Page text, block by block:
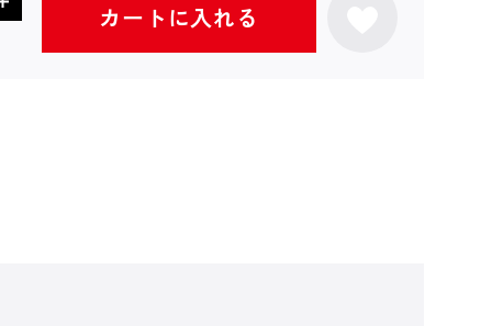
カートに入れる